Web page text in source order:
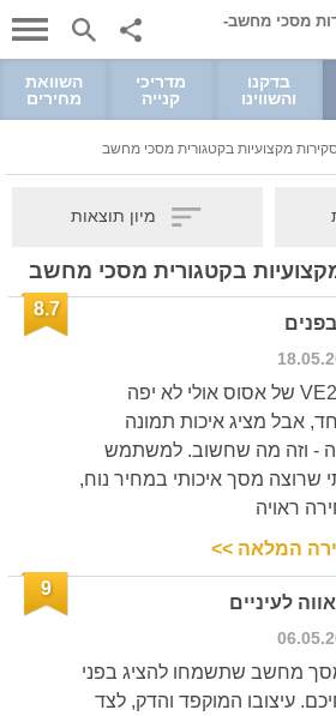
מסכי מחשב-
בדקנו
והשווינו
מדריכי
קנייה
השוואת
מחירים
מקצועיות בקטגורית מסכי מחשב
מיון תוצאות
בקטגורית מסכי מחשב
8.7
VE228H של אסוס אולי לא יפה
אבל מציג איכות תמונה
- וזה מה שחשוב. למשתמש
שרוצה מסך איכותי במחיר נוח,
ראויה
המלאה >>
9
מחשב שתשמחו להציג בפני
עיצובו המוקפד והדק, לצד